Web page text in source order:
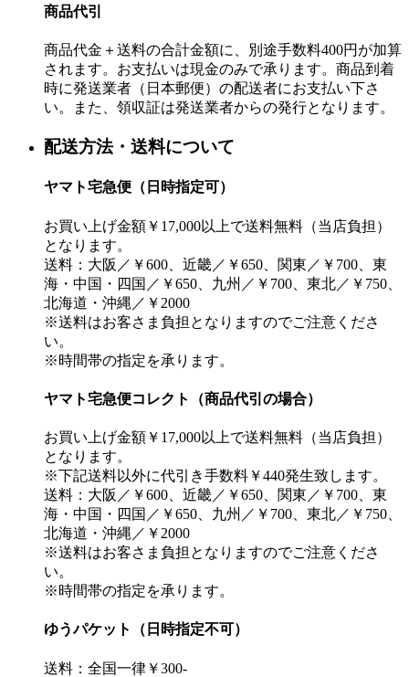
商品代引
商品代金＋送料の合計金額に、別途手数料400円が加算
されます。お支払いは現金のみで承ります。商品到着
時に発送業者（日本郵便）の配送者にお支払い下さ
い。また、領収証は発送業者からの発行となります。
配送方法・送料について
ヤマト宅急便（日時指定可）
お買い上げ金額￥17,000以上で送料無料（当店負担）
となります。
送料：大阪／￥600、近畿／￥650、関東／￥700、東
海・中国・四国／￥650、九州／￥700、東北／￥750、
北海道・沖縄／￥2000
※送料はお客さま負担となりますのでご注意くださ
い。
※時間帯の指定を承ります。
ヤマト宅急便コレクト（商品代引の場合）
お買い上げ金額￥17,000以上で送料無料（当店負担）
となります。
※下記送料以外に代引き手数料￥440発生致します。
送料：大阪／￥600、近畿／￥650、関東／￥700、東
海・中国・四国／￥650、九州／￥700、東北／￥750、
北海道・沖縄／￥2000
※送料はお客さま負担となりますのでご注意くださ
い。
※時間帯の指定を承ります。
ゆうパケット（日時指定不可）
送料：全国一律￥300-